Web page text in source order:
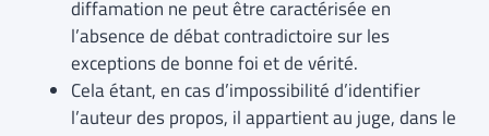
diffamation ne peut être caractérisée en
l’absence de débat contradictoire sur les
exceptions de bonne foi et de vérité.
Cela étant, en cas d’impossibilité d’identifier
l’auteur des propos, il appartient au juge, dans le